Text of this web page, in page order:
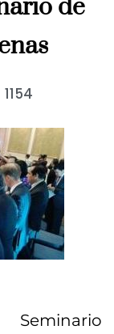
de
1154